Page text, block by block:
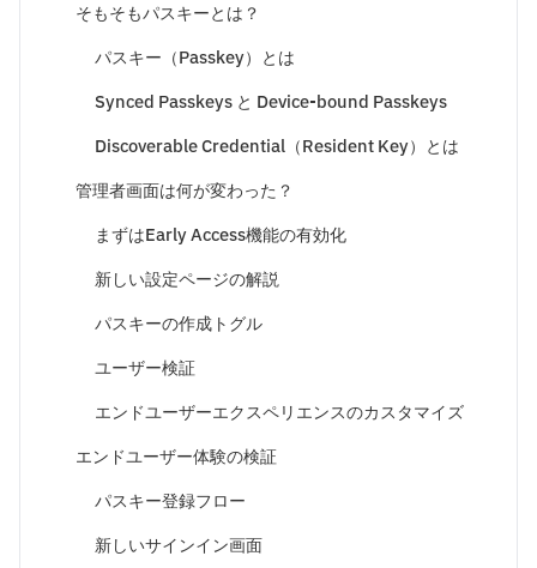
そもそもパスキーとは？
パスキー（Passkey）とは
Synced Passkeys と Device-bound Passkeys
Discoverable Credential（Resident Key）とは
管理者画面は何が変わった？
まずはEarly Access機能の有効化
新しい設定ページの解説
パスキーの作成トグル
ユーザー検証
エンドユーザーエクスペリエンスのカスタマイズ
エンドユーザー体験の検証
パスキー登録フロー
新しいサインイン画面